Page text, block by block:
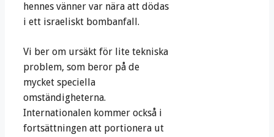
hennes vänner var nära att dödas
i ett israeliskt bombanfall.
Vi ber om ursäkt för lite tekniska
problem, som beror på de
mycket speciella
omständigheterna.
Internationalen kommer också i
fortsättningen att portionera ut